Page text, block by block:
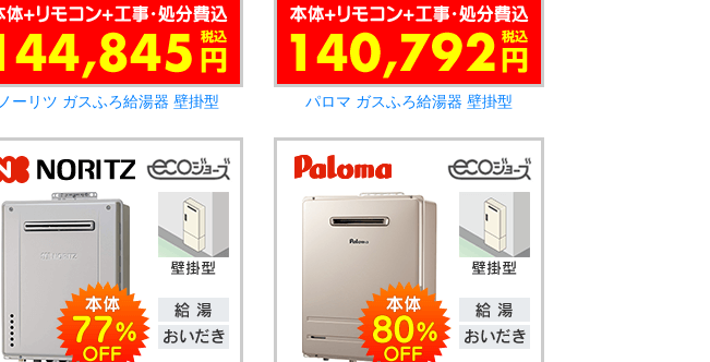
ノーリツ ガスふろ給湯器 壁掛型 パロマ ガスふろ給湯器 壁掛型